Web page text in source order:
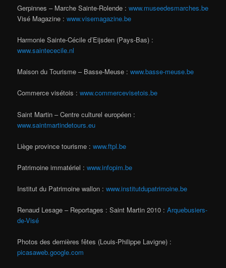
Gerpinnes – Marche Sainte-Rolende :www.museedesmarches.be
Visé Magazine :www.visemagazine.be
Harmonie Sainte-Cécile d’Eijsden (Pays-Bas) :
www.saintececile.nl
Maison du Tourisme – Basse-Meuse :www.basse-meuse.be
Commerce visétois :www.commercevisetois.be
Saint Martin – Centre culturel européen :
www.saintmartindetours.eu
Liège province tourisme :www.ftpl.be
Patrimoine immatériel :www.infopim.be
Institut du Patrimoine wallon :www.institutdupatrimoine.be
Renaud Lesage – Reportages : Saint Martin 2010 :Arquebusiers-
de-Visé
Photos des dernières fêtes (Louis-Philippe Lavigne) :
picasaweb.google.com